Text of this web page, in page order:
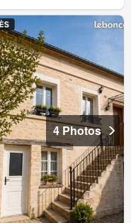
4 Photos